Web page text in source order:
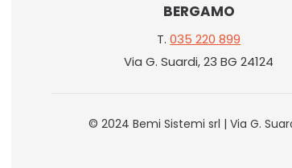
BERGAMO
T.035 220 899
Via G. Suardi, 23 BG 24124
© 2024 Bemi Sistemi srl | Via G.